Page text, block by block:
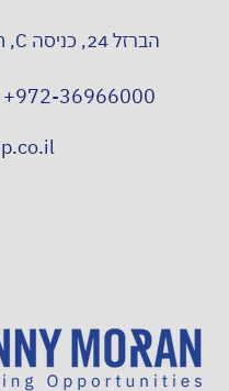
הברזל 24, כניסה C, תל אביב
+972-36966000